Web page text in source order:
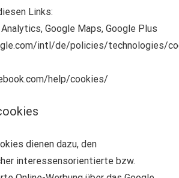
Links:
Google Maps, Google Plus
intl/de/policies/technologies/
help/cookies/
dienen dazu, den
interessensorientierte bzw.